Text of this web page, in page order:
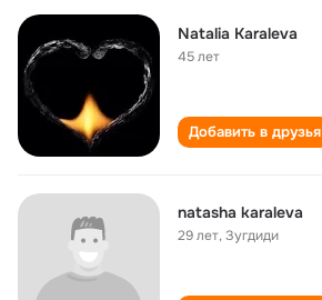
Natalia Karaleva
45 лет
Добавить в друзья
natasha karaleva
29 лет,Зугдиди